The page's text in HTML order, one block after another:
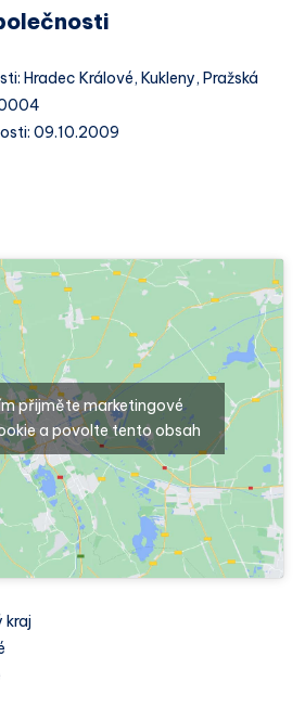
Hradec Králové, Kukleny, Pražská
09.10.2009
přijměte marketingové
a povolte tento obsah
kraj